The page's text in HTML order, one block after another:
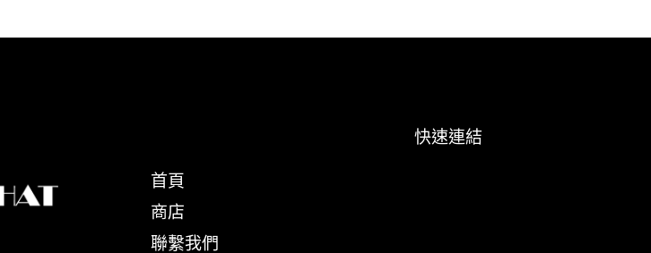
快速連結
首頁
商店
聯繫我們